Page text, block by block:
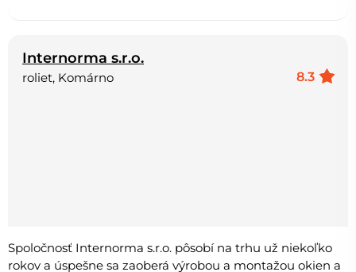
Internorma s.r.o.
8.3
roliet, Komárno
Spoločnosť Internorma s.r.o. pôsobí na trhu už niekoľko
rokov a úspešne sa zaoberá výrobou a montažou okien a